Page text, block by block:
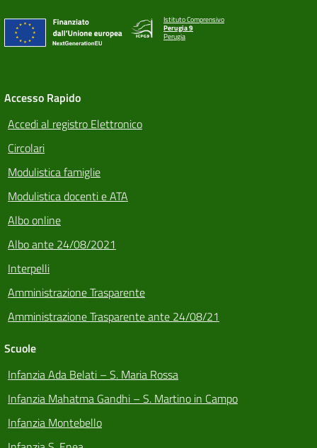
Istituto Comprensivo
Perugia 9
Perugia
Accesso Rapido
Accedi al registro Elettronico
Circolari
Modulistica famiglie
Modulistica docenti e ATA
Albo online
Albo ante 24/08/2021
Interpelli
Amministrazione Trasparente
Amministrazione Trasparente ante 24/08/21
Scuole
Infanzia Ada Belati – S. Maria Rossa
Infanzia Mahatma Gandhi – S. Martino in Campo
Infanzia Montebello